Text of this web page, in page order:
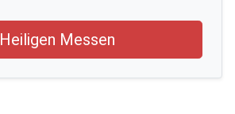
Heiligen Messen